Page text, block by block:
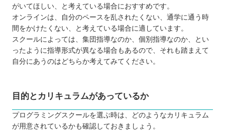
がいてほしい、と考えている場合におすすめです。
オンラインは、自分のペースを乱されたくない、通学に通う時
間をかけたくない、と考えている場合に適しています。
スクールによっては、集団指導なのか、個別指導なのか、とい
ったように指導形式が異なる場合もあるので、それも踏まえて
自分にあうのはどちらか考えてみてください。
目的とカリキュラムがあっているか
プログラミングスクールを選ぶ時は、どのようなカリキュラム
が用意されているかも確認しておきましょう。